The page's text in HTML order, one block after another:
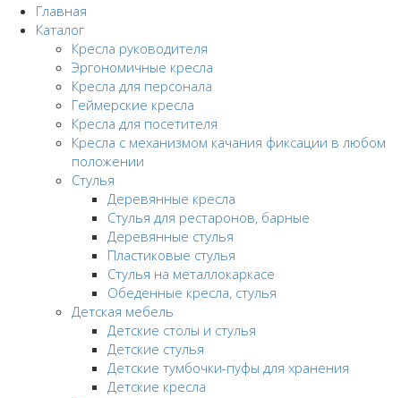
Главная
Каталог
Кресла руководителя
Эргономичные кресла
Кресла для персонала
Геймерские кресла
Кресла для посетителя
Кресла с механизмом качания фиксации в любом
положении
Стулья
Деревянные кресла
Стулья для рестаронов, барные
Деревянные стулья
Пластиковые стулья
Стулья на металлокаркасе
Обеденные кресла, стулья
Детская мебель
Детские столы и стулья
Детские стулья
Детские тумбочки-пуфы для хранения
Детские кресла